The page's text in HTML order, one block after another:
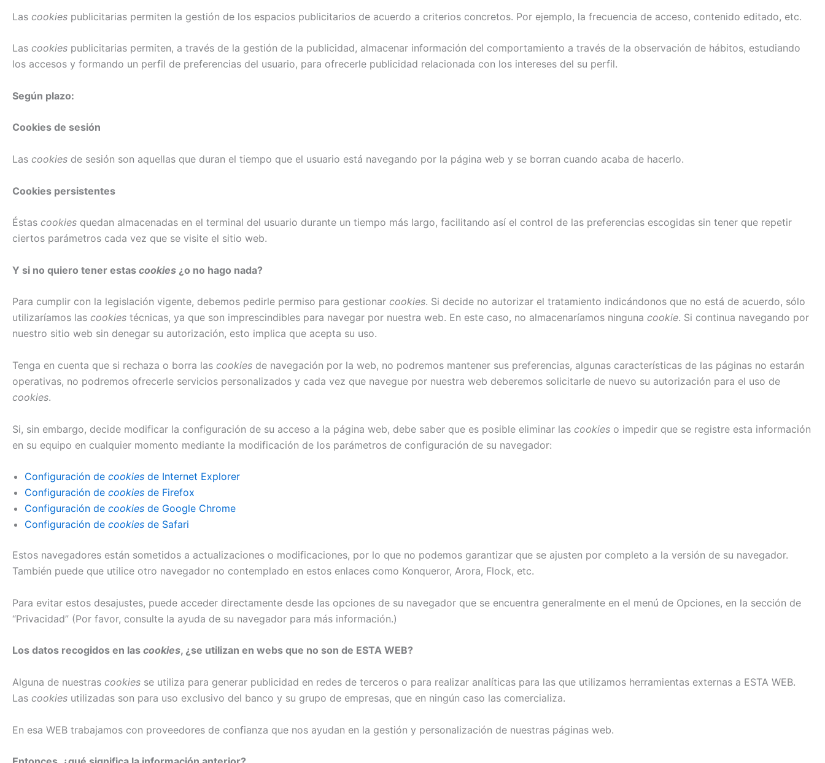
Las cookies publicitarias permiten la gestión de los espacios publicitarios de acuerdo a criterios concretos. Por ejemplo, la frecuencia de acceso, contenido editado, etc.
Las cookies publicitarias permiten, a través de la gestión de la publicidad, almacenar información del comportamiento a través de la observación de hábitos, estudiando
los accesos y formando un perfil de preferencias del usuario, para ofrecerle publicidad relacionada con los intereses del su perfil.
Según plazo:
Cookies de sesión
Las cookies de sesión son aquellas que duran el tiempo que el usuario está navegando por la página web y se borran cuando acaba de hacerlo.
Cookies persistentes
Éstas cookies quedan almacenadas en el terminal del usuario durante un tiempo más largo, facilitando así el control de las preferencias escogidas sin tener que repetir
ciertos parámetros cada vez que se visite el sitio web.
Y si no quiero tener estas cookies ¿o no hago nada?
Para cumplir con la legislación vigente, debemos pedirle permiso para gestionar cookies. Si decide no autorizar el tratamiento indicándonos que no está de acuerdo, sólo
utilizaríamos las cookies técnicas, ya que son imprescindibles para navegar por nuestra web. En este caso, no almacenaríamos ninguna cookie. Si continua navegando por
nuestro sitio web sin denegar su autorización, esto implica que acepta su uso.
Tenga en cuenta que si rechaza o borra las cookies de navegación por la web, no podremos mantener sus preferencias, algunas características de las páginas no estarán
operativas, no podremos ofrecerle servicios personalizados y cada vez que navegue por nuestra web deberemos solicitarle de nuevo su autorización para el uso de
cookies.
Si, sin embargo, decide modificar la configuración de su acceso a la página web, debe saber que es posible eliminar las cookies o impedir que se registre esta información
en su equipo en cualquier momento mediante la modificación de los parámetros de configuración de su navegador:
Configuración de cookies de Internet Explorer
Configuración de cookies de Firefox
Configuración de cookies de Google Chrome
Configuración de cookies de Safari
Estos navegadores están sometidos a actualizaciones o modificaciones, por lo que no podemos garantizar que se ajusten por completo a la versión de su navegador.
También puede que utilice otro navegador no contemplado en estos enlaces como Konqueror, Arora, Flock, etc.
Para evitar estos desajustes, puede acceder directamente desde las opciones de su navegador que se encuentra generalmente en el menú de Opciones, en la sección de
“Privacidad” (Por favor, consulte la ayuda de su navegador para más información.)
Los datos recogidos en las cookies, ¿se utilizan en webs que no son de ESTA WEB?
Alguna de nuestras cookies se utiliza para generar publicidad en redes de terceros o para realizar analíticas para las que utilizamos herramientas externas a ESTA WEB.
Las cookies utilizadas son para uso exclusivo del banco y su grupo de empresas, que en ningún caso las comercializa.
En esa WEB trabajamos con proveedores de confianza que nos ayudan en la gestión y personalización de nuestras páginas web.